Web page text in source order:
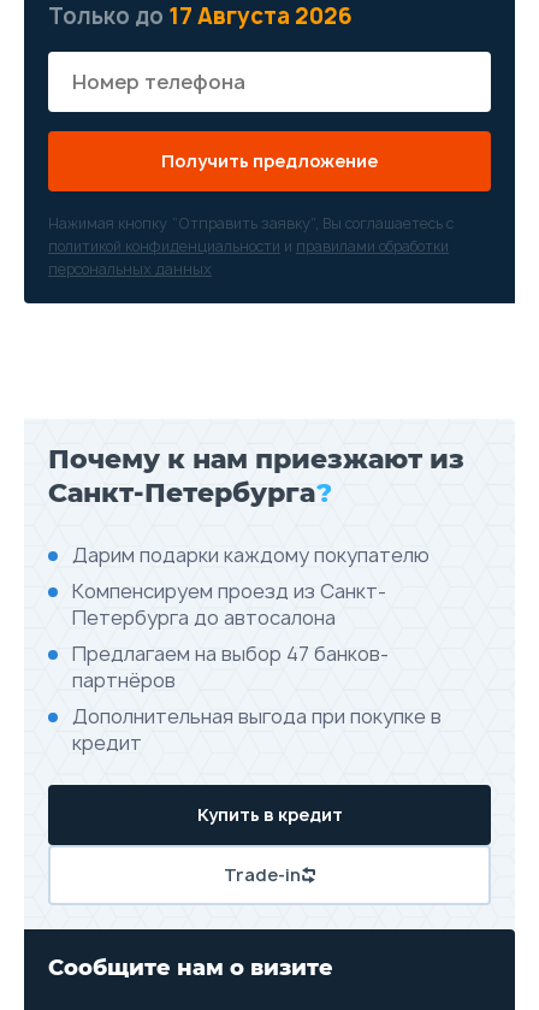
Только до 17 Августа 2026
Получить предложение
Нажимая кнопку “Отправить заявку”, Вы соглашаетесь с
политикой конфиденциальности и правилами обработки
персональных данных
Почему к нам приезжают из
Санкт-Петербурга?
Дарим подарки каждому покупателю
Компенсируем проезд из Санкт-
Петербурга до автосалона
Предлагаем на выбор 47 банков-
партнёров
Дополнительная выгода при покупке в
кредит
Купить в кредит
Trade-in
Сообщите нам о визите